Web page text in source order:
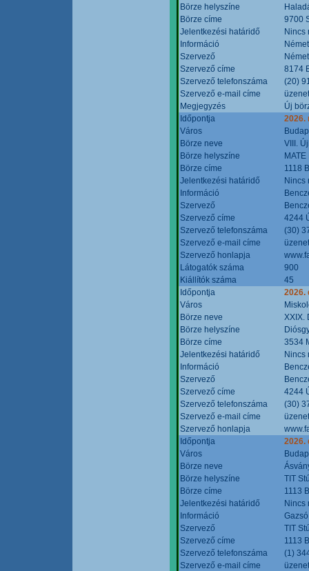
Börze helyszíne
Börze címe
9700
Jelentkezési határidő
Nincs
Információ
Szervező
Szervező címe
8174
Szervező telefonszáma
(20)
Szervező e-mail címe
Megjegyzés
Új
Időpontja
2026.
Város
Börze neve
VIII.
Börze helyszíne
Börze címe
1118
Jelentkezési határidő
Nincs
Információ
Szervező
Szervező címe
4244
Szervező telefonszáma
(30)
Szervező e-mail címe
Szervező honlapja
Látogatók száma
900
Kiállítók száma
45
Időpontja
2026.
Város
Börze neve
XXIX.
Börze helyszíne
Börze címe
3534
Jelentkezési határidő
Nincs
Információ
Szervező
Szervező címe
4244
Szervező telefonszáma
(30)
Szervező e-mail címe
Szervező honlapja
Időpontja
2026.
Város
Börze neve
Börze helyszíne
TIT
Börze címe
1113
Jelentkezési határidő
Nincs
Információ
Szervező
TIT
Szervező címe
1113
Szervező telefonszáma
(1)
Szervező e-mail címe